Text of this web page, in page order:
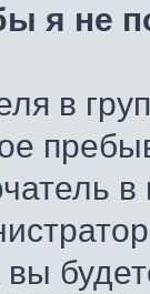
я не
в